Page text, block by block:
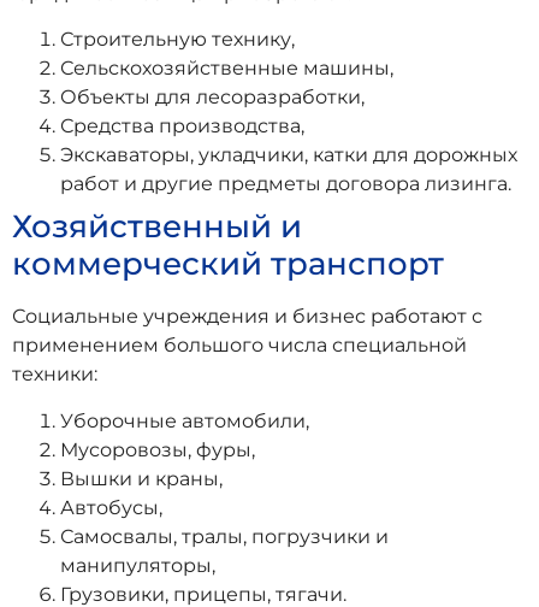
Строительную технику,
Сельскохозяйственные машины,
Объекты для лесоразработки,
Средства производства,
Экскаваторы, укладчики, катки для дорожных
работ и другие предметы договора лизинга.
Хозяйственный и
коммерческий транспорт
Социальные учреждения и бизнес работают с
применением большого числа специальной
техники:
Уборочные автомобили,
Мусоровозы, фуры,
Вышки и краны,
Автобусы,
Самосвалы, тралы, погрузчики и
манипуляторы,
Грузовики, прицепы, тягачи.